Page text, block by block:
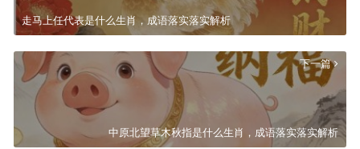
走马上任代表是什么生肖，成语落实落实解析
下一篇
中原北望草木秋指是什么生肖，成语落实落实解析